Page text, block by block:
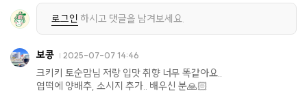
로그인 하시고 댓글을 남겨보세요.
보콩 2025-07-07 14:46
크키키 토순맘님 저랑 입맛 취향 너무 똑같아요..
엽떡에 양배추, 소시지 추가.. 배우신 분🙏🏻